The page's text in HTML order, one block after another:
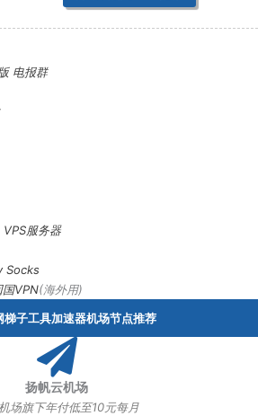
电报群
服务器
Socks
国VPN(海外用)
梯子工具加速器机场节点推荐
扬帆云机场
场旗下年付低至10元每月